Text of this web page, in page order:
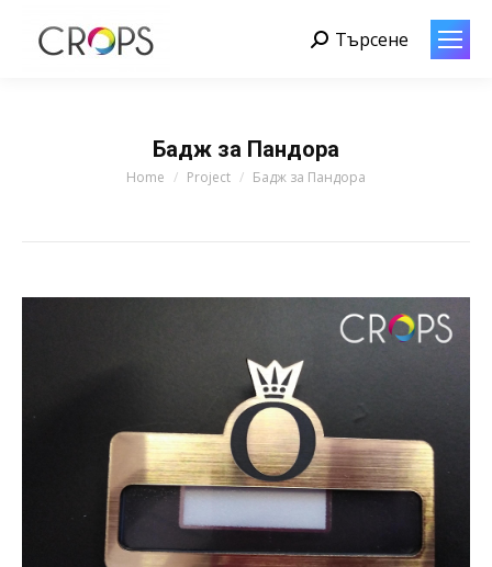
Search:
Търсене
Бадж за Пандора
You are here:
Home Project Бадж за Пандора